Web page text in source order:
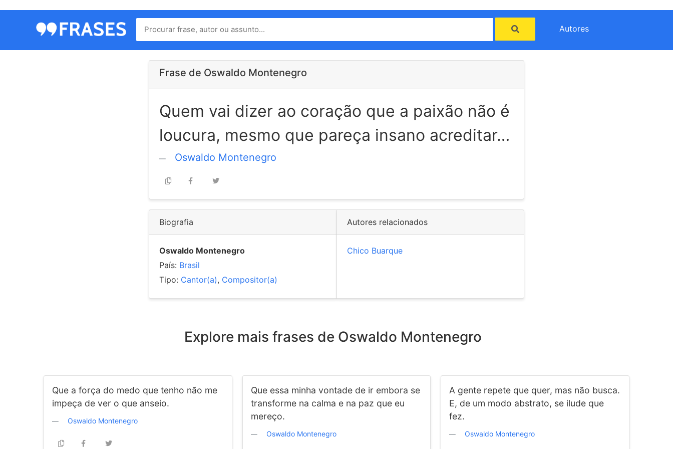
Autores
Menu
Frase de Oswaldo Montenegro
Quem vai dizer ao coração que a paixão não é
loucura, mesmo que pareça insano acreditar…
Oswaldo Montenegro
Biografia
Oswaldo Montenegro
País: Brasil
Tipo: Cantor(a), Compositor(a)
Autores relacionados
Chico Buarque
Explore mais frases de Oswaldo Montenegro
Que a força do medo que tenho não me
impeça de ver o que anseio.
Oswaldo Montenegro
Que essa minha vontade de ir embora se
transforme na calma e na paz que eu
mereço.
Oswaldo Montenegro
A gente repete que quer, mas não busca.
E, de um modo abstrato, se ilude que
fez.
Oswaldo Montenegro